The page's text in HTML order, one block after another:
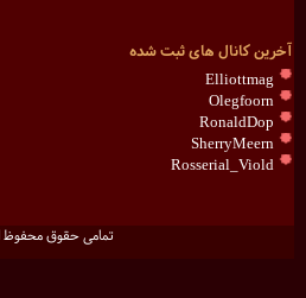
آخرین کانال های ثبت شده
Elliottmag
Olegfoorn
RonaldDop
SherryMeern
Rosserial_Viold
تمامی حقوق